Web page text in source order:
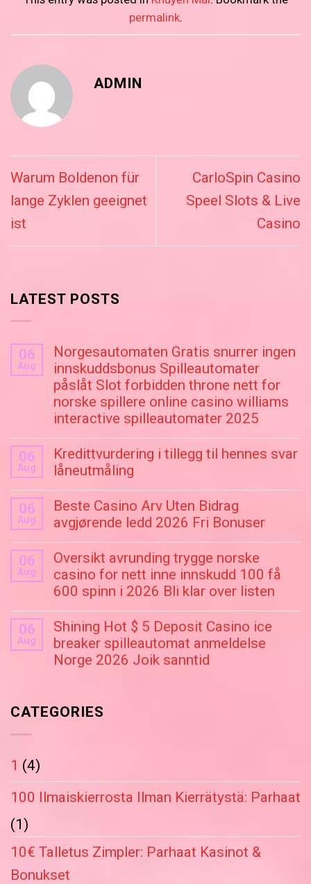
permalink.
ADMIN
Warum Boldenon für
lange Zyklen geeignet
ist
CarloSpin Casino
Speel Slots & Live
Casino
LATEST POSTS
06
Aug
Norgesautomaten Gratis snurrer ingen
innskuddsbonus Spilleautomater
påslåt Slot forbidden throne nett for
norske spillere online casino williams
interactive spilleautomater 2025
06
Aug
Kredittvurdering i tillegg til hennes svar
låneutmåling
06
Aug
Beste Casino Arv Uten Bidrag
avgjørende ledd 2026 Fri Bonuser
06
Aug
Oversikt avrunding trygge norske
casino for nett inne innskudd 100 få
600 spinn i 2026 Bli klar over listen
06
Aug
Shining Hot $ 5 Deposit Casino ice
breaker spilleautomat anmeldelse
Norge 2026 Joik sanntid
CATEGORIES
1 (4)
100 Ilmaiskierrosta Ilman Kierrätystä: Parhaat
(1)
10€ Talletus Zimpler: Parhaat Kasinot &
Bonukset